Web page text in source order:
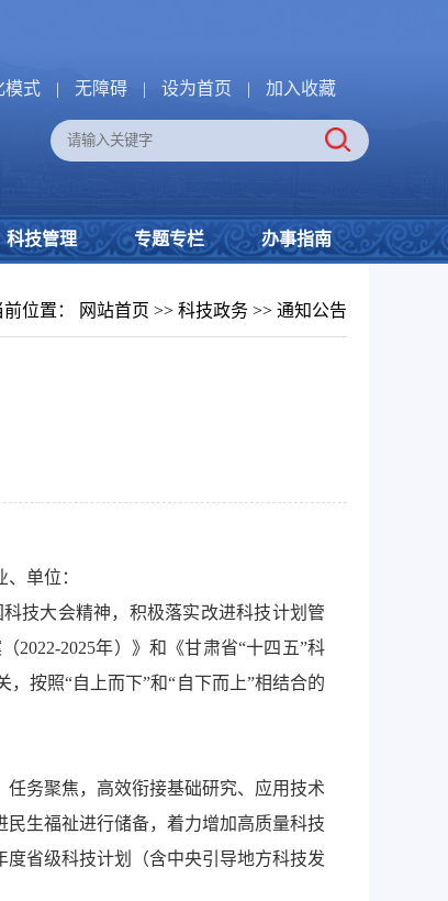
模式 | 无障碍 | 设为首页 | 加入收藏
科技管理 专题专栏 办事指南
前位置： 网站首页 >> 科技政务 >> 通知公告
单位：
技大会精神，积极落实改进科技计划管
2025年）》和《甘肃省“十四五”科
按照“自上而下”和“自下而上”相结合的
务聚焦，高效衔接基础研究、应用技术
生福祉进行储备，着力增加高质量科技
省级科技计划（含中央引导地方科技发